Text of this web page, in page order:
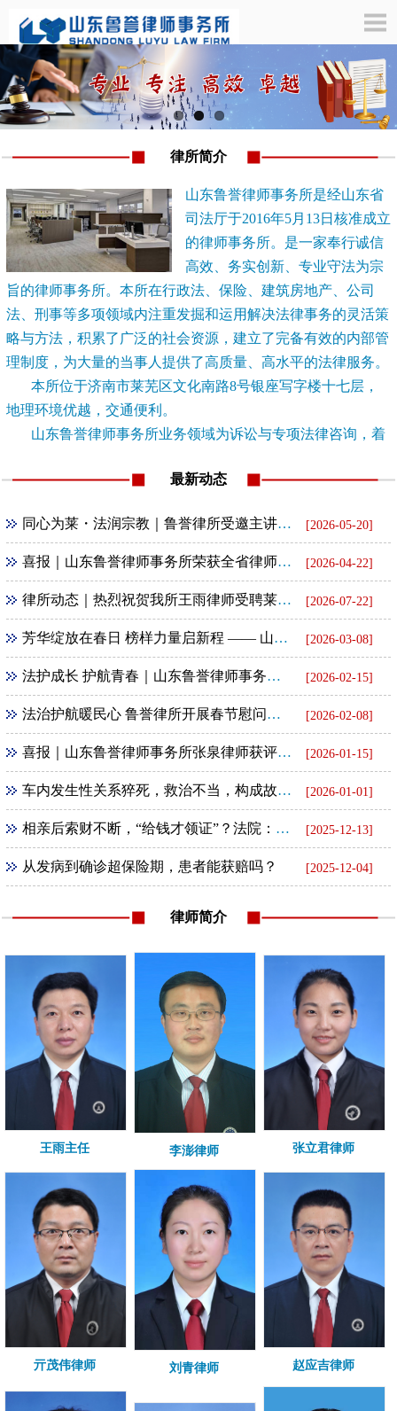
律所简介
山东鲁誉律师事务所是经山东省
司法厅于2016年5月13日核准成立
的律师事务所。是一家奉行诚信
高效、务实创新、专业守法为宗
旨的律师事务所。本所在行政法、保险、建筑房地产、公司
法、刑事等多项领域内注重发掘和运用解决法律事务的灵活策
略与方法，积累了广泛的社会资源，建立了完备有效的内部管
理制度，为大量的当事人提供了高质量、高水平的法律服务。
本所位于济南市莱芜区文化南路8号银座写字楼十七层，
地理环境优越，交通便利。
山东鲁誉律师事务所业务领域为诉讼与专项法律咨询，着
最新动态
[2026-05-20]
同心为莱・法润宗教｜鲁誉律所受邀主讲宗教政策法规大讲堂
[2026-04-22]
喜报｜山东鲁誉律师事务所荣获全省律师行业公益法律服务通报表扬
[2026-07-22]
律所动态｜热烈祝贺我所王雨律师受聘莱芜区法院特约人员
[2026-03-08]
芳华绽放在春日 榜样力量启新程 —— 山东鲁誉律所联合民革基层委举办 “三八” 妇女节励志报告会
[2026-02-15]
法护成长 护航青春｜山东鲁誉律师事务所走进社区开展未成年人法治宣讲
[2026-02-08]
法治护航暖民心 鲁誉律所开展春节慰问暨普法下乡活动
[2026-01-15]
喜报｜山东鲁誉律师事务所张泉律师获评全省律师行业第一批 “四好” 党员
[2026-01-01]
车内发生性关系猝死，救治不当，构成故意杀人罪
[2025-12-13]
相亲后索财不断，“给钱才领证”？法院：全额返还！
[2025-12-04]
从发病到确诊超保险期，患者能获赔吗？
律师简介
王雨主任 李澎律师 张立君律师
亓茂伟律师 刘青律师 赵应吉律师